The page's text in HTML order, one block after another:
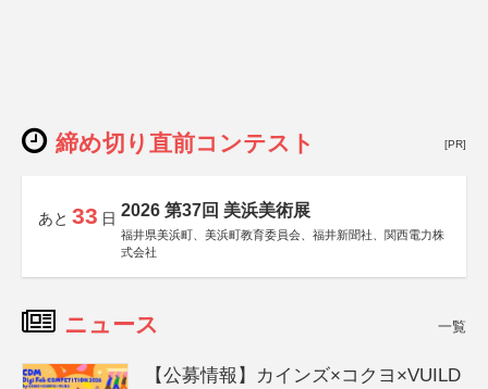
締め切り直前コンテスト [PR]
あと 33 日 2026 第37回 美浜美術展
福井県美浜町、美浜町教育委員会、福井新聞社、関西電力株
式会社
ニュース 一覧
【公募情報】カインズ×コクヨ×VUILD